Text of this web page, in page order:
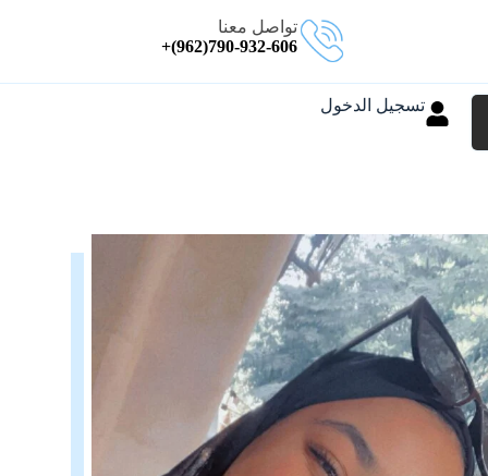
تواصل معنا
790-932-606(962)+
تسجيل الدخول